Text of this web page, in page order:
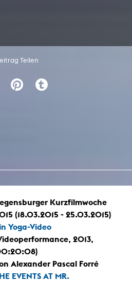
Teilen
Kurzfilmwoche
(18.03.2015 - 25.03.2015)
Yoga-Video
2013,
Alexander Pascal Forré
EVENTS AT MR.